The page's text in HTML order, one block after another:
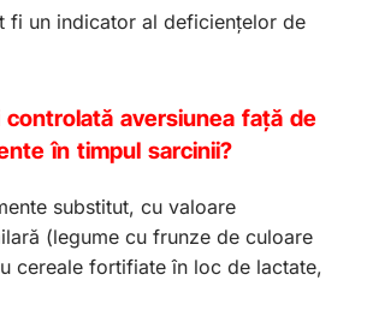
fi un indicator al deficiențelor de
aversiunea față de
în timpul sarcinii?
substitut, cu valoare
(legume cu frunze de culoare
cereale fortifiate în loc de lactate,